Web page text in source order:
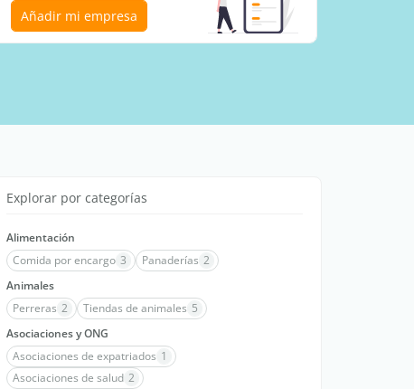
Añadir mi empresa
Explorar por categorías
Alimentación
Comida por encargo 3 Panaderías 2
Animales
Perreras 2 Tiendas de animales 5
Asociaciones y ONG
Asociaciones de expatriados 1
Asociaciones de salud 2